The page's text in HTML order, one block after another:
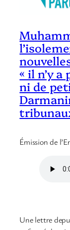
« il n’y
ni de
Émission de
Une lettre